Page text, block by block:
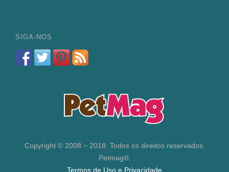
SIGA-NOS
Copyright © 2008 ~ 2018. Todos os direitos reservados.
Petmag®.
Termos de Uso e Privacidade